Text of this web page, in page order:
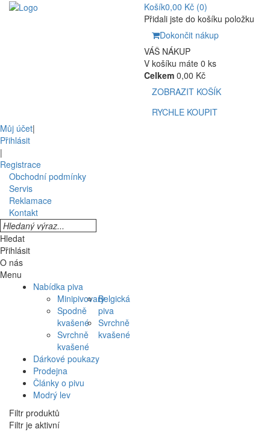
Košík0,00 Kč (0)
Přidali jste do košíku položku
Dokončit nákup
VÁŠ NÁKUP
V košíku máte 0 ks
Celkem 0,00 Kč
ZOBRAZIT KOŠÍK
RYCHLE KOUPIT
Můj účet|
Přihlásit
|
Registrace
Obchodní podmínky
Servis
Reklamace
Kontakt
Hledat
Přihlásit
O nás
Menu
Nabídka piva
Minipivovary
Spodně
kvašené
Svrchně
kvašené
Belgická
piva
Svrchně
kvašené
Dárkové poukazy
Prodejna
Články o pivu
Modrý lev
Filtr produktů
Filtr je aktivní